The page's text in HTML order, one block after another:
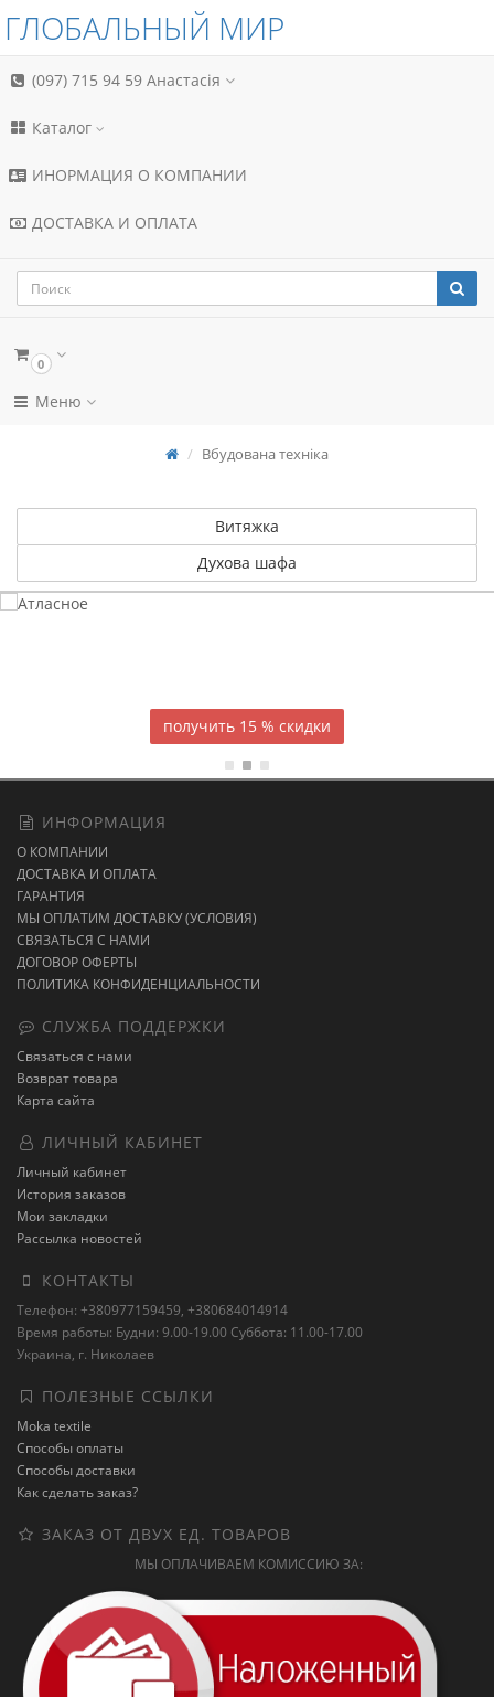
ГЛОБАЛЬНЫЙ МИР
(097) 715 94 59 Анастасія
Каталог
ИНОРМАЦИЯ О КОМПАНИИ
ДОСТАВКА И ОПЛАТА
0
Меню
Вбудована техніка
Витяжка
Духова шафа
15 % скидки
ИНФОРМАЦИЯ
О КОМПАНИИ
ДОСТАВКА И ОПЛАТА
ГАРАНТИЯ
МЫ ОПЛАТИМ ДОСТАВКУ (УСЛОВИЯ)
СВЯЗАТЬСЯ С НАМИ
ДОГОВОР ОФЕРТЫ
ПОЛИТИКА КОНФИДЕНЦИАЛЬНОСТИ
СЛУЖБА ПОДДЕРЖКИ
Связаться с нами
Возврат товара
Карта сайта
ЛИЧНЫЙ КАБИНЕТ
Личный кабинет
История заказов
Мои закладки
Рассылка новостей
КОНТАКТЫ
Телефон: +380977159459, +380684014914
Время работы: Будни: 9.00-19.00 Суббота: 11.00-17.00
Украина, г. Николаев
ПОЛЕЗНЫЕ ССЫЛКИ
Moka textile
Способы оплаты
Способы доставки
Как сделать заказ?
ЗАКАЗ ОТ ДВУХ ЕД. ТОВАРОВ
МЫ ОПЛАЧИВАЕМ КОМИССИЮ ЗА: